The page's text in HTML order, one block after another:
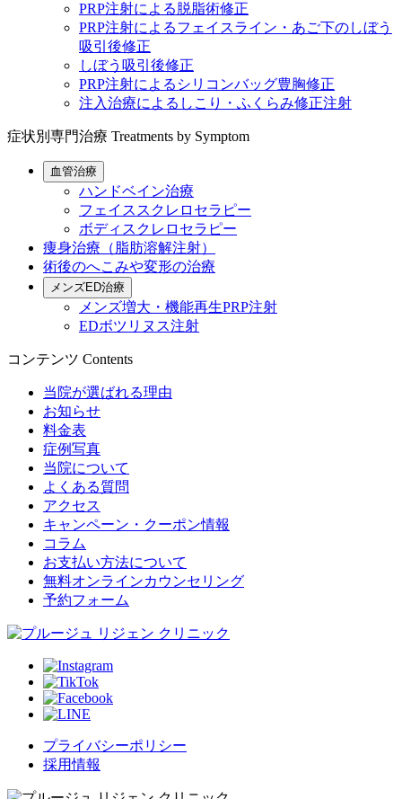
PRP注射による脱脂術修正
PRP注射によるフェイスライン・あご下のしぼう
吸引後修正
しぼう吸引後修正
PRP注射によるシリコンバッグ豊胸修正
注入治療によるしこり・ふくらみ修正注射
症状別専門治療 Treatments by Symptom
血管治療
ハンドベイン治療
フェイススクレロセラピー
ボディスクレロセラピー
痩身治療（脂肪溶解注射）
術後のへこみや変形の治療
メンズED治療
メンズ増大・機能再生PRP注射
EDボツリヌス注射
コンテンツ Contents
当院が選ばれる理由
お知らせ
料金表
症例写真
当院について
よくある質問
アクセス
キャンペーン・クーポン情報
コラム
お支払い方法について
無料オンラインカウンセリング
予約フォーム
プライバシーポリシー
採用情報